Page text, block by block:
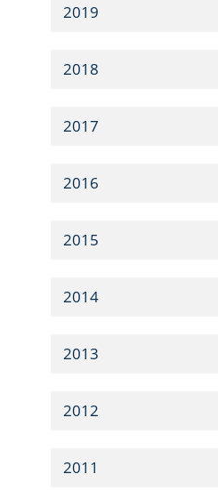
2019
2018
2017
2016
2015
2014
2013
2012
2011